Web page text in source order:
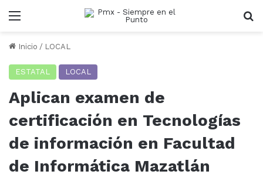
Menu
Inicio / LOCAL
ESTATAL LOCAL
Aplican examen de
certificación en Tecnologías
de información en Facultad
de Informática Mazatlán